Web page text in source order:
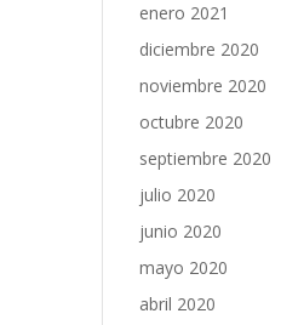
enero 2021
diciembre 2020
noviembre 2020
octubre 2020
septiembre 2020
julio 2020
junio 2020
mayo 2020
abril 2020